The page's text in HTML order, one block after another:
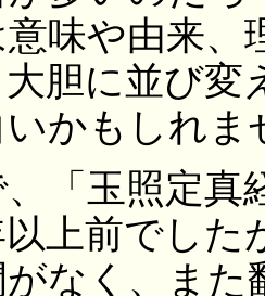
味や由来
胆に並び
かもしれま
「玉照定真
上前でした
なく、ま